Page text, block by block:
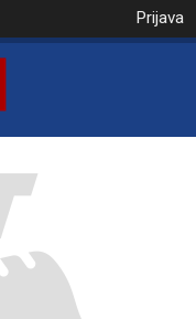
Prijava
VAŠA KOŠARICA JE